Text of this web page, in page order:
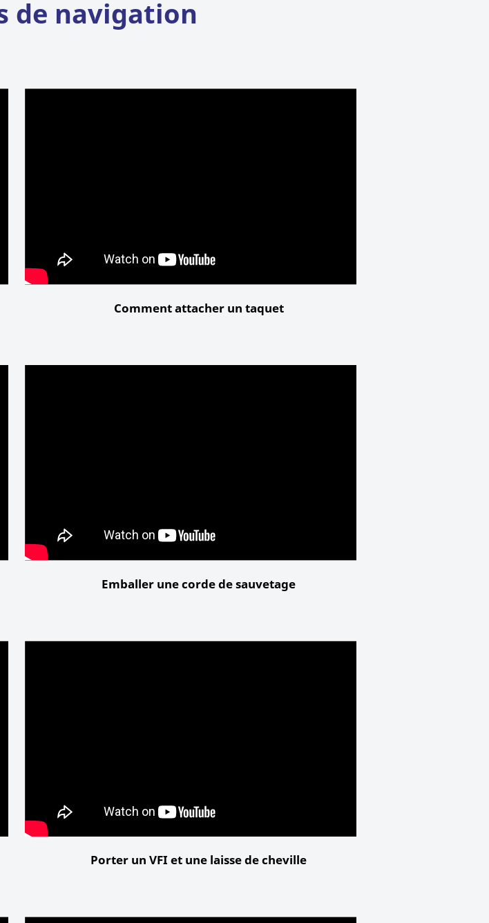
de navigation
Comment attacher un taquet
Emballer une corde de sauvetage
Porter un VFI et une laisse de cheville